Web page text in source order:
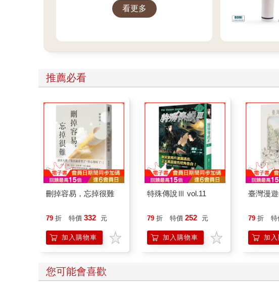
看更多
推薦必看
刪掉容易，忘掉很難
79 折 特價 332 元
加入購物車
特殊傳說Ⅲ vol.11
79 折 特價 252 元
加入購物車
臺灣漫
79 折 特
加
您可能會喜歡